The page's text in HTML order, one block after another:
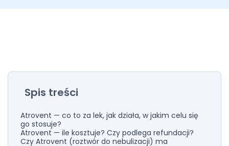
Spis treści
Atrovent — co to za lek, jak działa, w jakim celu się
go stosuje?
Atrovent — ile kosztuje? Czy podlega refundacji?
Czy Atrovent (roztwór do nebulizacji) ma